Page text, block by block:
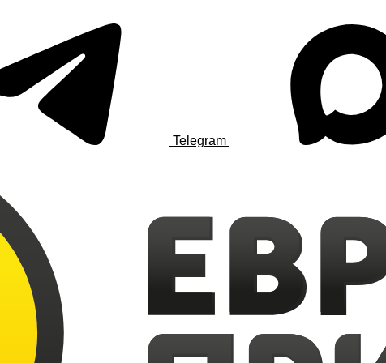
Telegram